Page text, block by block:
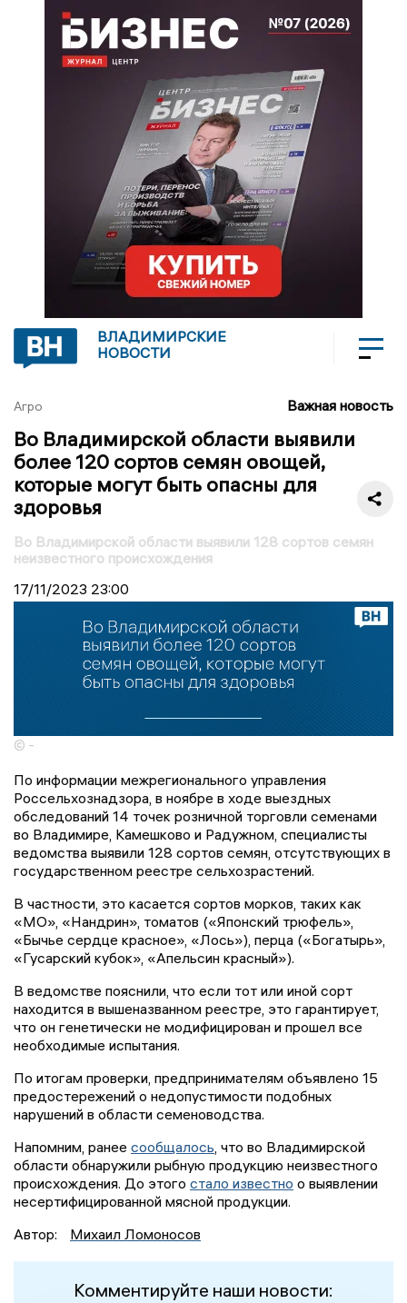
ВЛАДИМИРСКИЕ
НОВОСТИ
Агро Важная новость
Во Владимирской области выявили
более 120 сортов семян овощей,
которые могут быть опасны для
здоровья
Во Владимирской области выявили 128 сортов семян
неизвестного происхождения
17/11/2023 23:00
© -
По информации межрегионального управления
Россельхознадзора, в ноябре в ходе выездных
обследований 14 точек розничной торговли семенами
во Владимире, Камешково и Радужном, специалисты
ведомства выявили 128 сортов семян, отсутствующих в
государственном реестре сельхозрастений.
В частности, это касается сортов морков, таких как
«МО», «Нандрин», томатов («Японский трюфель»,
«Бычье сердце красное», «Лось»), перца («Богатырь»,
«Гусарский кубок», «Апельсин красный»).
В ведомстве пояснили, что если тот или иной сорт
находится в вышеназванном реестре, это гарантирует,
что он генетически не модифицирован и прошел все
необходимые испытания.
По итогам проверки, предпринимателям объявлено 15
предостережений о недопустимости подобных
нарушений в области семеноводства.
Напомним, ранее сообщалось, что во Владимирской
области обнаружили рыбную продукцию неизвестного
происхождения. До этого стало известно о выявлении
несертифицированной мясной продукции.
Автор:
Михаил Ломоносов
Комментируйте наши новости: